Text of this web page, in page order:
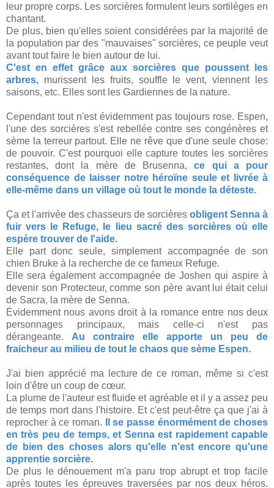
leur propre corps. Les sorcières formulent leurs sortilèges en
chantant.
De plus, bien qu'elles soient considérées par la majorité de
la population par des "mauvaises" sorcières, ce peuple veut
avant tout faire le bien autour de lui.
C'est en effet grâce aux sorcières que poussent les
arbres, murissent les fruits, souffle le vent, viennent les
saisons, etc. Elles sont les Gardiennes de la nature.
Cependant tout n'est évidemment pas toujours rose. Espen,
l'une des sorcières s'est rebellée contre ses congénères et
sème la terreur partout. Elle ne rêve que d'une seule chose:
de pouvoir. C'est pourquoi elle capture toutes les sorcières
restantes, dont la mère de Brusenna,ce qui a pour
conséquence de laisser notre héroïne seule et livrée à
elle-même dans un village où tout le monde la déteste.
Ça et l'arrivée des chasseurs de sorcières obligent Senna à
fuir vers le Refuge, le lieu sacré des sorcières où elle
espère trouver de l'aide.
Elle part donc seule, simplement accompagnée de son
chien Bruke à la recherche de ce fameux Refuge.
Elle sera également accompagnée de Joshen qui aspire à
devenir son Protecteur, comme son père avant lui était celui
de Sacra, la mère de Senna.
Évidemment nous avons droit à la romance entre nos deux
personnages principaux, mais celle-ci n'est pas
dérangeante. Au contraire elle apporte un peu de
fraicheur au milieu de tout le chaos que sème Espen.
J'ai bien apprécié ma lecture de ce roman, même si c'est
loin d'être un coup de cœur.
La plume de l'auteur est fluide et agréable et il y a assez peu
de temps mort dans l'histoire. Et c'est peut-être ça que j'ai à
reprocher à ce roman.
Il se passe énormément de choses
en très peu de temps, et Senna est rapidement capable
de bien des choses alors qu'elle n'est encore qu'une
apprentie sorcière.
De plus le dénouement m'a paru trop abrupt et trop facile
après toutes les épreuves traversées par nos deux héros.